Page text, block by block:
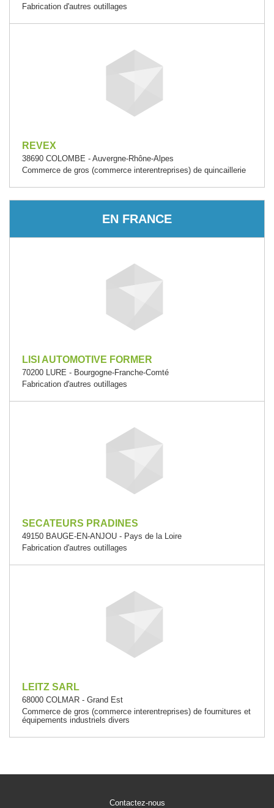
Fabrication d'autres outillages
REVEX
38690 COLOMBE - Auvergne-Rhône-Alpes
Commerce de gros (commerce interentreprises) de quincaillerie
EN FRANCE
LISI AUTOMOTIVE FORMER
70200 LURE - Bourgogne-Franche-Comté
Fabrication d'autres outillages
SECATEURS PRADINES
49150 BAUGE-EN-ANJOU - Pays de la Loire
Fabrication d'autres outillages
LEITZ SARL
68000 COLMAR - Grand Est
Commerce de gros (commerce interentreprises) de fournitures et
équipements industriels divers
Contactez-nous